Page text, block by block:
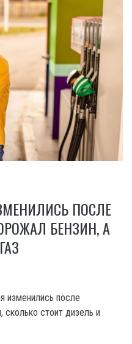
ПОСЛЕ
БЕНЗИН, А
изменились после
стоит дизель и